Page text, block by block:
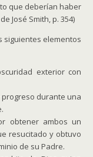
que deberían haber
José Smith, p. 354)
siguientes elementos
exterior con
progreso durante una
obtener ambos un
resucitado y obtuvo
de su Padre.